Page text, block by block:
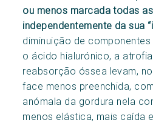
ou menos marcada todas
independentemente da sua
diminuição de
o ácido hialurónico, a
reabsorção óssea levam,
face menos preenchida,
anómala da gordura nela
menos elástica, mais caída